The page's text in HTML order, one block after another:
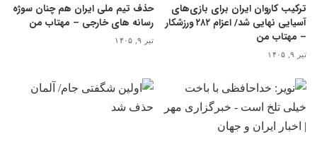
ترکیب کاروان ایران برای بازی‌های
آسیایی نهایی شد/ اعزام ۲۸۲ ورزشکار
– مهتاب من
تیر ۹, ۱۴۰۵
حذف تیم ملی ایران هم چنان سوژه
رسانه های خارجی – مهتاب من
تیر ۹, ۱۴۰۵